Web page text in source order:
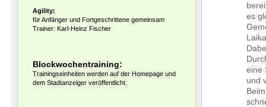
Agility:
für Anfänger und Fortgeschrittene gemeinsam
Trainer: Karl-Heinz Fischer
Blockwochentraining:
Trainingseinheiten werden auf der Homepage und
dem Stadtanzeiger veröffentlicht.
es
eine
und